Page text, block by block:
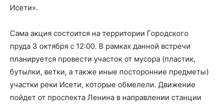
Исети».
Сама акция состоится на территории Городского
пруда 3 октября с 12:00. В рамках данной встречи
планируется провести участок от мусора (пластик,
бутылки, ветки, а также иные посторонние предметы)
участки реки Исети, которые обмелели. Движение
пойдет от проспекта Ленина в направлении станции